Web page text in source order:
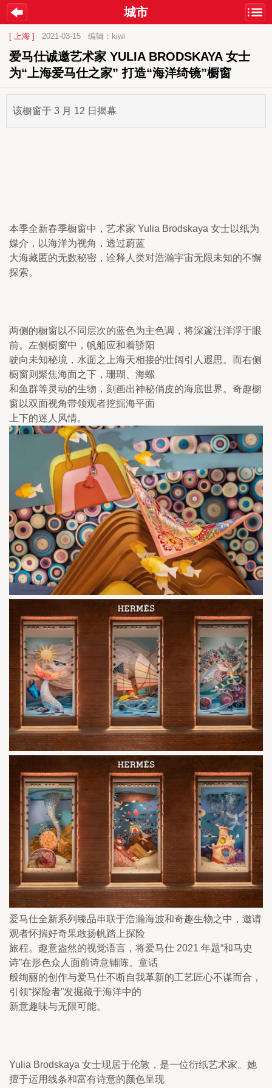
城市
[ 上海 ] 2021-03-15 编辑：kiwi
爱马仕诚邀艺术家 YULIA BRODSKAYA 女士
为“上海爱马仕之家” 打造“海洋绮镜”橱窗
该橱窗于 3 月 12 日揭幕
本季全新春季橱窗中，艺术家 Yulia Brodskaya 女士以纸为
媒介，以海洋为视角，透过蔚蓝
大海藏匿的无数秘密，诠释人类对浩瀚宇宙无限未知的不懈
探索。
两侧的橱窗以不同层次的蓝色为主色调，将深邃汪洋浮于眼
前。左侧橱窗中，帆船应和着骄阳
驶向未知秘境，水面之上海天相接的壮阔引人遐思。而右侧
橱窗则聚焦海面之下，珊瑚、海螺
和鱼群等灵动的生物，刻画出神秘俏皮的海底世界。奇趣橱
窗以双面视角带领观者挖掘海平面
上下的迷人风情。
爱马仕全新系列臻品串联于浩瀚海波和奇趣生物之中，邀请
观者怀揣好奇果敢扬帆踏上探险
旅程。趣意盎然的视觉语言，将爱马仕 2021 年题“和马史
诗”在形色众人面前诗意铺陈。童话
般绚丽的创作与爱马仕不断自我革新的工艺匠心不谋而合，
引领“探险者”发掘藏于海洋中的
新意趣味与无限可能。
Yulia Brodskaya 女士现居于伦敦，是一位衍纸艺术家。她
擅于运用线条和富有诗意的颜色呈现